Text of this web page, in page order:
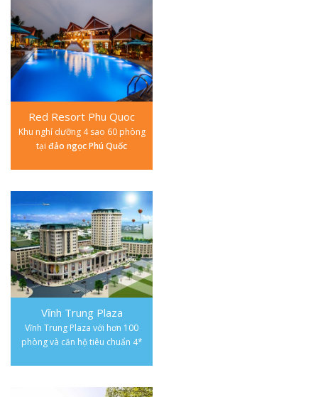
Red Resort Phu Quoc
Khu nghỉ dưỡng 4 sao 60 phòng
tại đảo ngọc Phú Quốc
Vĩnh Trung Plaza
Vĩnh Trung Plaza với hơn 100
phòng và căn hộ tiêu chuẩn 4*